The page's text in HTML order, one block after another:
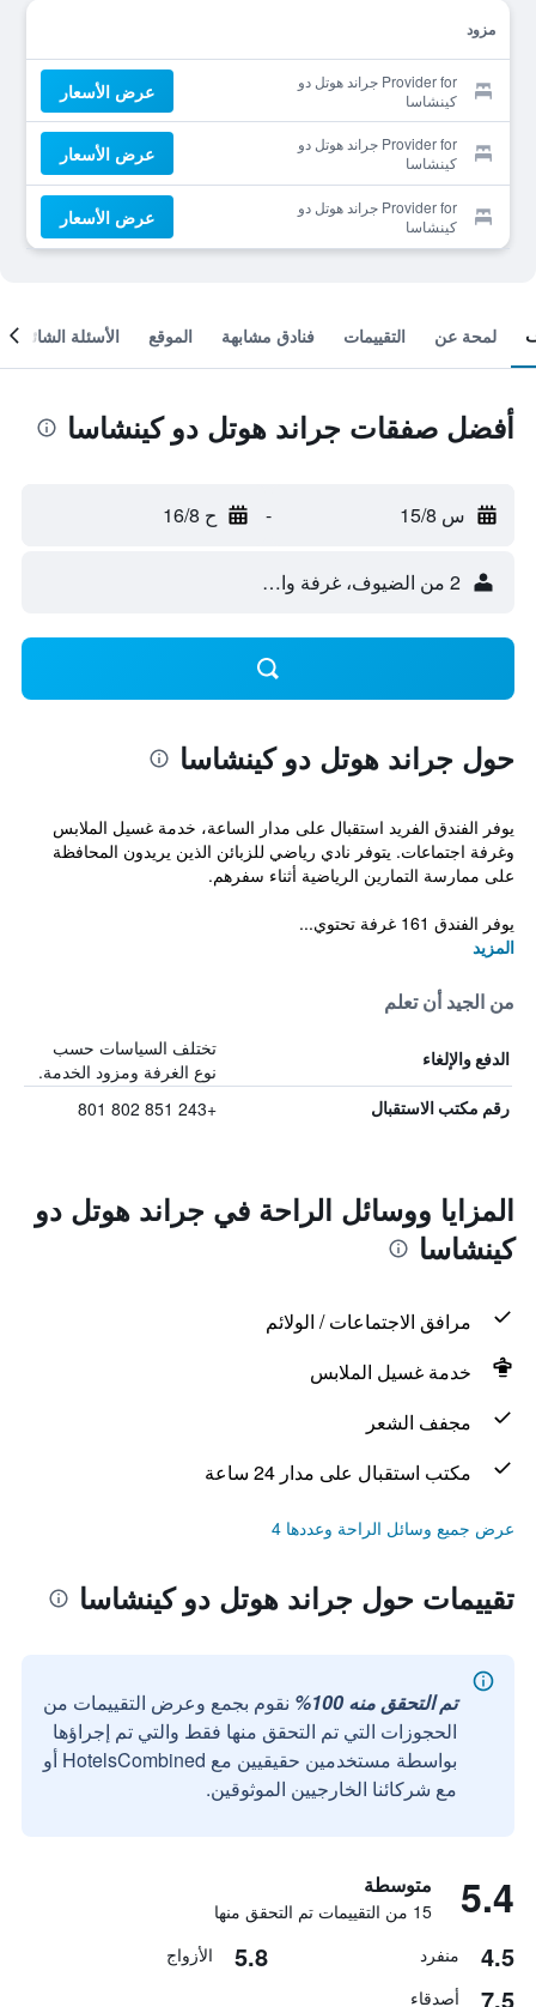
مزود
Provider for جراند هوتل دو
كينشاسا
عرض الأسعار
Provider for جراند هوتل دو
كينشاسا
عرض الأسعار
Provider for جراند هوتل دو
كينشاسا
عرض الأسعار
لمحة عن التقييمات فنادق مشابهة الموقع الأسئلة الشائعة
أفضل صفقات جراند هوتل دو كينشاسا
س 15/8 - ح 16/8
2 من الضيوف، غرفة واحدة
حول جراند هوتل دو كينشاسا
يوفر الفندق الفريد استقبال على مدار الساعة، خدمة غسيل الملابس
وغرفة اجتماعات. يتوفر نادي رياضي للزبائن الذين يريدون المحافظة
على ممارسة التمارين الرياضية أثناء سفرهم.
يوفر الفندق 161 غرفة تحتوي...
المزيد
من الجيد أن تعلم
الدفع والإلغاء
تختلف السياسات حسب
نوع الغرفة ومزود الخدمة.
رقم مكتب الاستقبال +243 851 802 801
المزايا ووسائل الراحة في جراند هوتل دو
كينشاسا
مرافق الاجتماعات / الولائم
خدمة غسيل الملابس
مجفف الشعر
مكتب استقبال على مدار 24 ساعة
عرض جميع وسائل الراحة وعددها 4
تقييمات حول جراند هوتل دو كينشاسا
تم التحقق منه 100%
نقوم بجمع وعرض التقييمات من
الحجوزات التي تم التحقق منها فقط والتي تم إجراؤها
بواسطة مستخدمين حقيقيين مع HotelsCombined أو
مع شركائنا الخارجيين الموثوقين.
5.4 متوسطة
15 من التقييمات تم التحقق منها
4.5 منفرد 5.8 الأزواج
7.5 أصدقاء